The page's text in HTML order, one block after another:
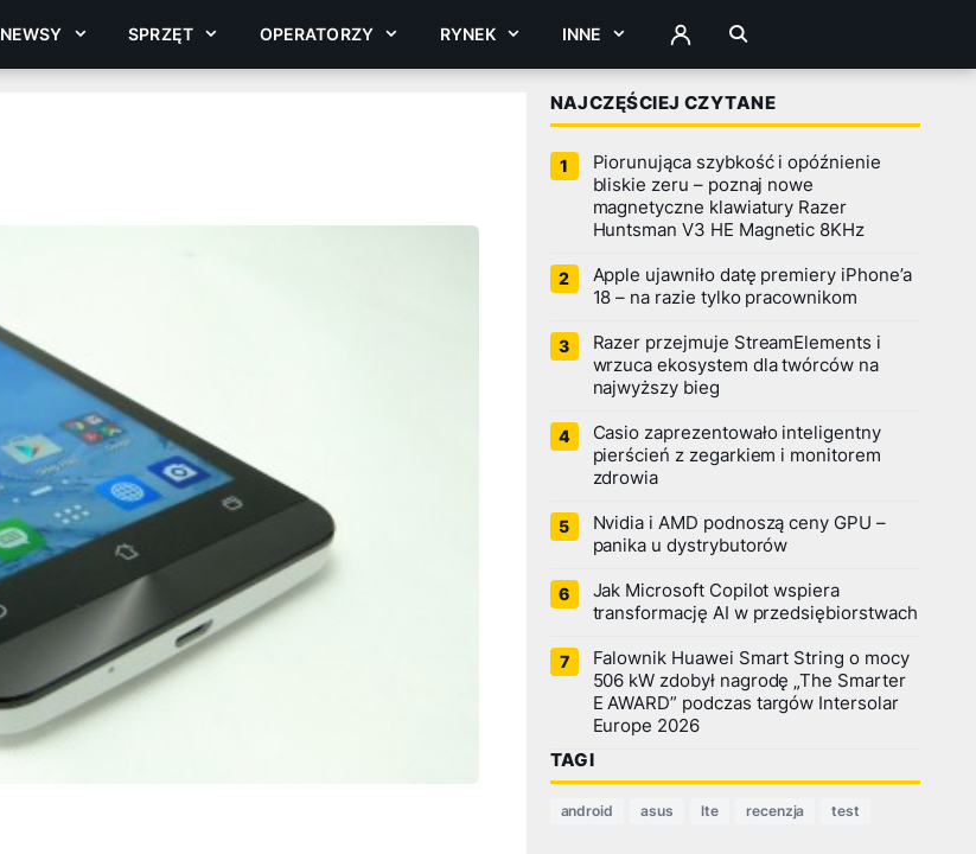
NEWSY SPRZĘT OPERATORZY RYNEK INNE ZALOGUJ
NAJCZĘŚCIEJ CZYTANE
Piorunująca szybkość i opóźnienie
bliskie zeru – poznaj nowe
magnetyczne klawiatury Razer
Huntsman V3 HE Magnetic 8KHz
Apple ujawniło datę premiery iPhone’a
18 – na razie tylko pracownikom
Razer przejmuje StreamElements i
wrzuca ekosystem dla twórców na
najwyższy bieg
Casio zaprezentowało inteligentny
pierścień z zegarkiem i monitorem
zdrowia
Nvidia i AMD podnoszą ceny GPU –
panika u dystrybutorów
Jak Microsoft Copilot wspiera
transformację AI w przedsiębiorstwach
Falownik Huawei Smart String o mocy
506 kW zdobył nagrodę „The Smarter
E AWARD” podczas targów Intersolar
Europe 2026
TAGI
android asus lte recenzja test